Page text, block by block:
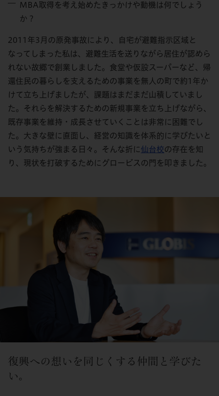
MBA取得を考え始めたきっかけや動機は何でしょう
か？
2011年3月の原発事故により、自宅が避難指示区域と
なってしまった私は、避難生活を送りながら居住が認めら
れない故郷で創業しました。食堂や仮設スーパーなど、帰
還住民の暮らしを支えるための事業を無人の町で約1年か
けて立ち上げましたが、課題はまだまだ山積していまし
た。それらを解決するための新規事業を立ち上げながら、
既存事業を維持・成長させていくことは非常に困難でし
た。大きな壁に直面し、経営の知識を体系的に学びたいと
いう気持ちが強まる日々。そんな折に 仙台校の存在を知
り、現状を打破するためにグロービスの門を叩きました。
復興への想いを同じくする仲間と学びた
い。